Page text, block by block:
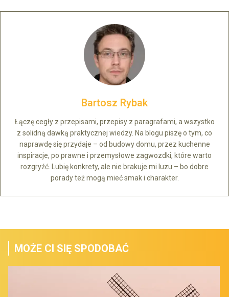
Bartosz Rybak
Łączę cegły z przepisami, przepisy z paragrafami, a wszystko
z solidną dawką praktycznej wiedzy. Na blogu piszę o tym, co
naprawdę się przydaje – od budowy domu, przez kuchenne
inspiracje, po prawne i przemysłowe zagwozdki, które warto
rozgryźć. Lubię konkrety, ale nie brakuje mi luzu – bo dobre
porady też mogą mieć smak i charakter.
MOŻE CI SIĘ SPODOBAĆ